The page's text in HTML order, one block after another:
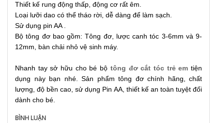
Thiết kế rung động thấp, động cơ rất êm.
Loại lưỡi dao có thể tháo rời, dễ dàng để làm sạch.
Sử dụng pin AA .
Bộ tông đơ bao gồm: Tông đơ, lược canh tóc 3-6mm và 9-
12mm, bàn chải nhỏ vệ sinh máy.
Nhanh tay sở hữu cho bé bộ tông đơ cắt tóc trẻ em tiện
dụng này bạn nhé. Sản phẩm tông đơ chính hãng, chất
lượng, độ bền cao, sử dụng Pin AA, thiết kế an toàn tuyệt đối
dành cho bé.
BÌNH LUẬN